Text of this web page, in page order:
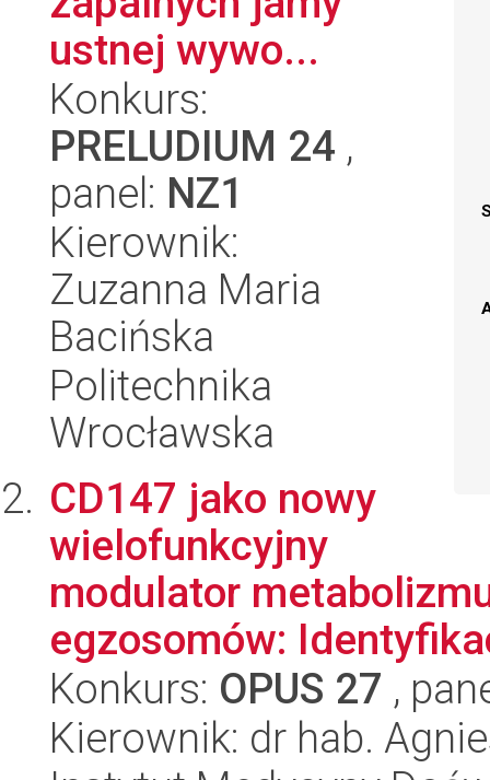
ustnej wywo...
Konkurs:
PRELUDIUM 24 ,
panel: NZ1
Kierownik:
Zuzanna Maria
Bacińska
Politechnika
Wrocławska
CD147 jako nowy
wielofunkcyjny
modulator
egzosomów:
Konkurs: OPUS 27 ,
Kierownik: dr hab.